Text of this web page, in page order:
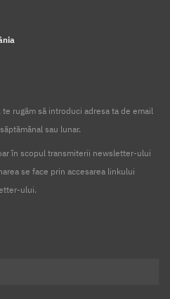
rugăm să introduci adresa ta de email
sau lunar.
în scopul transmiterii newsletter-ului
se face prin accesarea linkului
ului.